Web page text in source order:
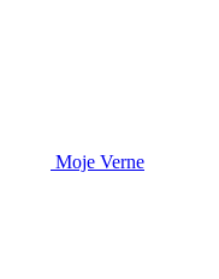
Moje Verne